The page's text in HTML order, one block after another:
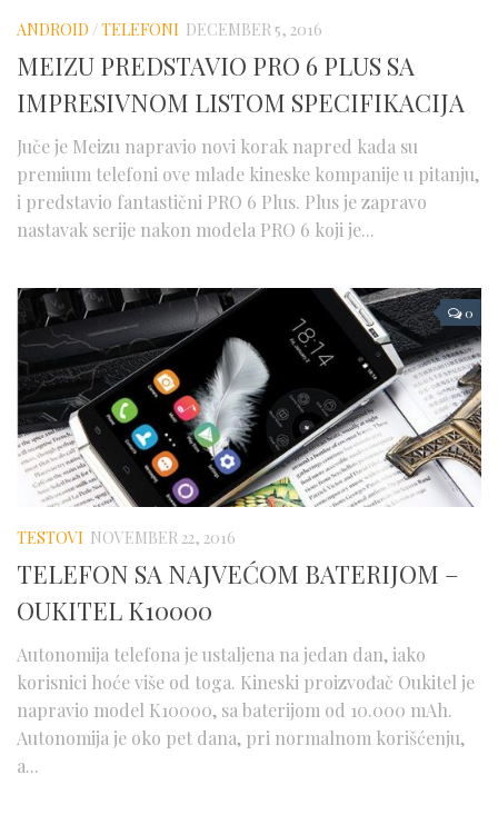
ANDROID /TELEFONI DECEMBER 5, 2016
MEIZU PREDSTAVIO PRO 6 PLUS SA
IMPRESIVNOM LISTOM SPECIFIKACIJA
Juče je Meizu napravio novi korak napred kada su
premium telefoni ove mlade kineske kompanije u pitanju,
i predstavio fantastični PRO 6 Plus. Plus je zapravo
nastavak serije nakon modela PRO 6 koji je...
0
TESTOVI NOVEMBER 22, 2016
TELEFON SA NAJVEĆOM BATERIJOM –
OUKITEL K10000
Autonomija telefona je ustaljena na jedan dan, iako
korisnici hoće više od toga. Kineski proizvođač Oukitel je
napravio model K10000, sa baterijom od 10.000 mAh.
Autonomija je oko pet dana, pri normalnom korišćenju,
a...